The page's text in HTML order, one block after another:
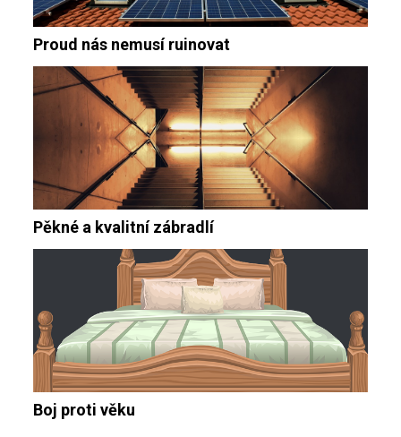
Proud nás nemusí ruinovat
Pěkné a kvalitní zábradlí
Boj proti věku